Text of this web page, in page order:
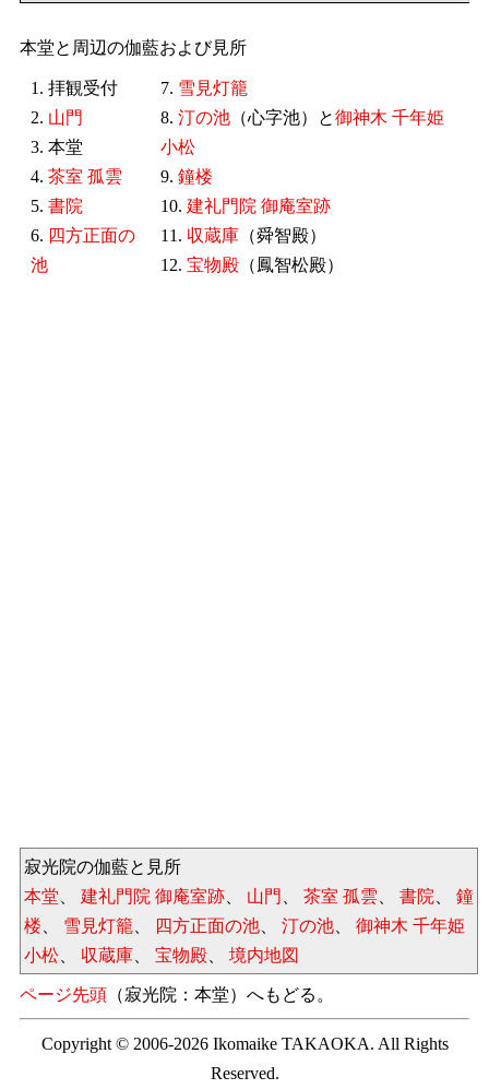
本堂と周辺の伽藍および見所
1. 拝観受付
2. 山門
3. 本堂
4. 茶室 孤雲
5. 書院
6. 四方正面の
池
7. 雪見灯籠
8. 汀の池 （心字池）と御神木 千年姫
小松
9. 鐘楼
10. 建礼門院 御庵室跡
11. 収蔵庫 （舜智殿）
12. 宝物殿 （鳳智松殿）
寂光院の伽藍と見所
本堂
建礼門院 御庵室跡 山門 茶室 孤雲 書院
鐘
楼
雪見灯籠 四方正面の池 汀の池
御神木 千年姫
小松
収蔵庫 宝物殿 境内地図
ページ先頭 （寂光院：本堂）へもどる。
Copyright © 2006-2026 Ikomaike TAKAOKA. All Rights
Reserved.